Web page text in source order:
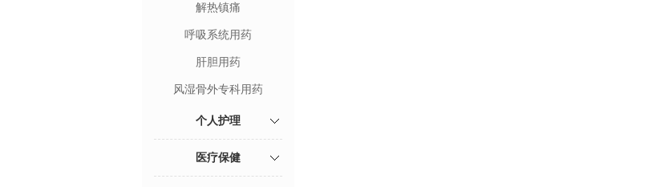
解热镇痛
呼吸系统用药
肝胆用药
风湿骨外专科用药
个人护理
医疗保健